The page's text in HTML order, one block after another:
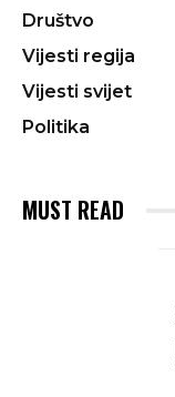
Društvo
Vijesti regija
Vijesti svijet
Politika
MUST READ